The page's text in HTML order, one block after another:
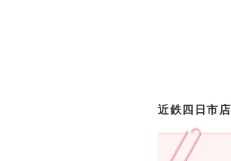
ダイヤモンドプロポーズ
婚約ネックレス
近鉄四日市店